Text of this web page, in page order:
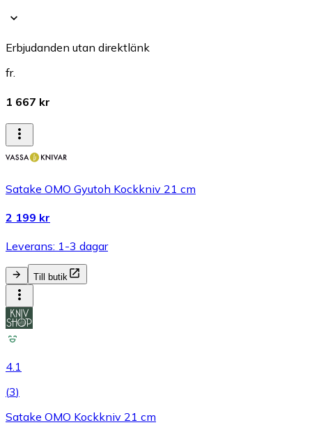
Erbjudanden utan direktlänk
fr.
1 667 kr
Satake OMO Gyutoh Kockkniv 21 cm
2 199 kr
Leverans: 1-3 dagar
Till butik
4.1
(3)
Satake OMO Kockkniv 21 cm